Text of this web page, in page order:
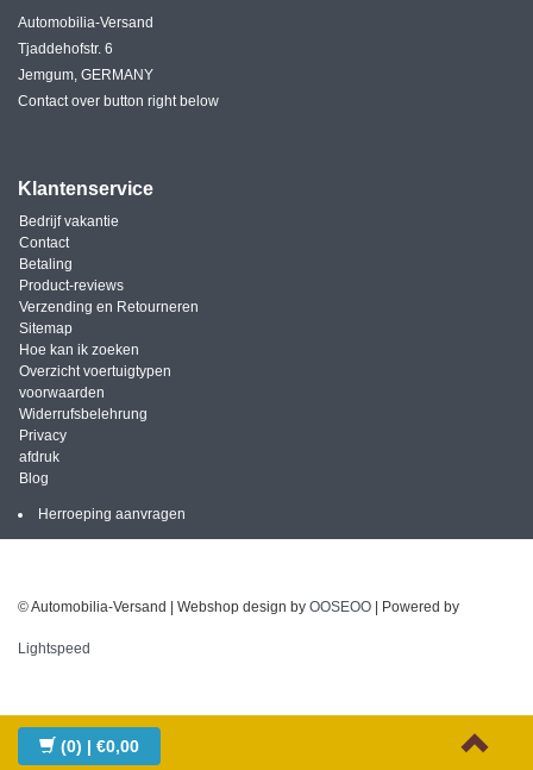
Automobilia-Versand
Tjaddehofstr. 6
Jemgum, GERMANY
Contact over button right below
Klantenservice
Bedrijf vakantie
Contact
Betaling
Product-reviews
Verzending en Retourneren
Sitemap
Hoe kan ik zoeken
Overzicht voertuigtypen
voorwaarden
Widerrufsbelehrung
Privacy
afdruk
Blog
Herroeping aanvragen
© Automobilia-Versand | Webshop design by OOSEOO | Powered by
Lightspeed
(0) | €0,00